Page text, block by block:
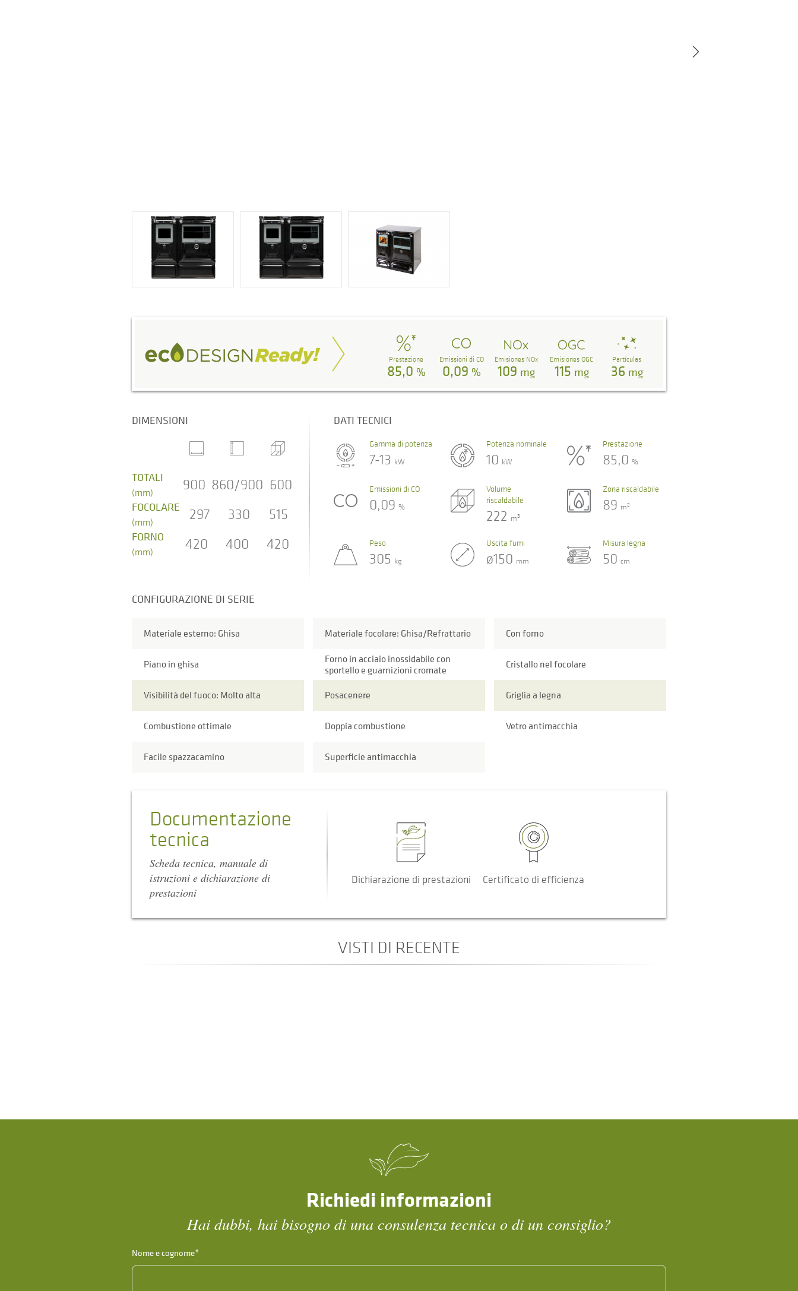
Prestazione
85,0 %
Emissioni di CO
0,09 %
Emisiones NOx
109 mg
Emisiones OGC
115 mg
Partículas
36 mg
DIMENSIONI
TOTALI
(mm) 900 860/900 600
FOCOLARE
(mm) 297 330 515
FORNO
(mm) 420 400 420
DATI TECNICI
Gamma di potenza
7-13 kW
Potenza nominale
10 kW
Prestazione
85,0%
Emissioni di CO
0,09 %
Volume
riscaldabile
222 m3
Zona riscaldabile
89 m2
Peso
305 kg
Uscita fumi
ø150 mm
Misura legna
50cm
CONFIGURAZIONE DI SERIE
Materiale esterno: Ghisa Materiale focolare: Ghisa/Refrattario Con forno
Piano in ghisa
Forno in acciaio inossidabile con
sportello e guarnizioni cromate
Cristallo nel focolare
Visibilità del fuoco: Molto alta Posacenere Griglia a legna
Combustione ottimale Doppia combustione Vetro antimacchia
Facile spazzacamino Superficie antimacchia
Documentazione
tecnica
Scheda tecnica, manuale di
istruzioni e dichiarazione di
prestazioni
Dichiarazione di prestazioni Certificato di efficienza
VISTI DI RECENTE
Richiedi informazioni
Hai dubbi, hai bisogno di una consulenza tecnica o di un consiglio?
Nome e cognome*